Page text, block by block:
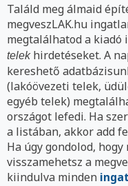
Találd meg álmaid
megveszLAK.hu
megtalálhatod a kiadó
telekhirdetéseket. A
kereshető
(lakóövezeti telek,
egyéb telek)
országot lefedi. Ha
a listában, akkor add
Ha úgy gondolod,
visszamehetsz a
kiindulva minden